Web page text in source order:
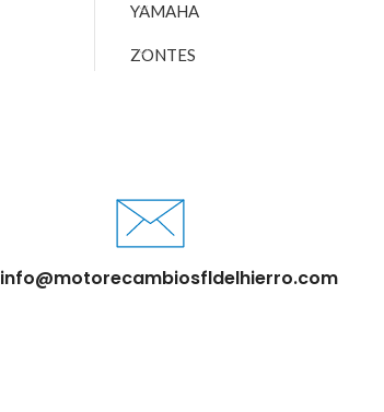
YAMAHA
ZONTES
info@motorecambiosfldelhierro.com